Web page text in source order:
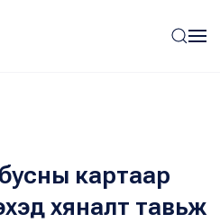
картаар
хяналт тавьж